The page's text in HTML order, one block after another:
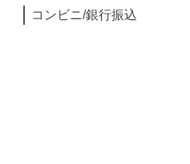
コンビニ/銀行振込